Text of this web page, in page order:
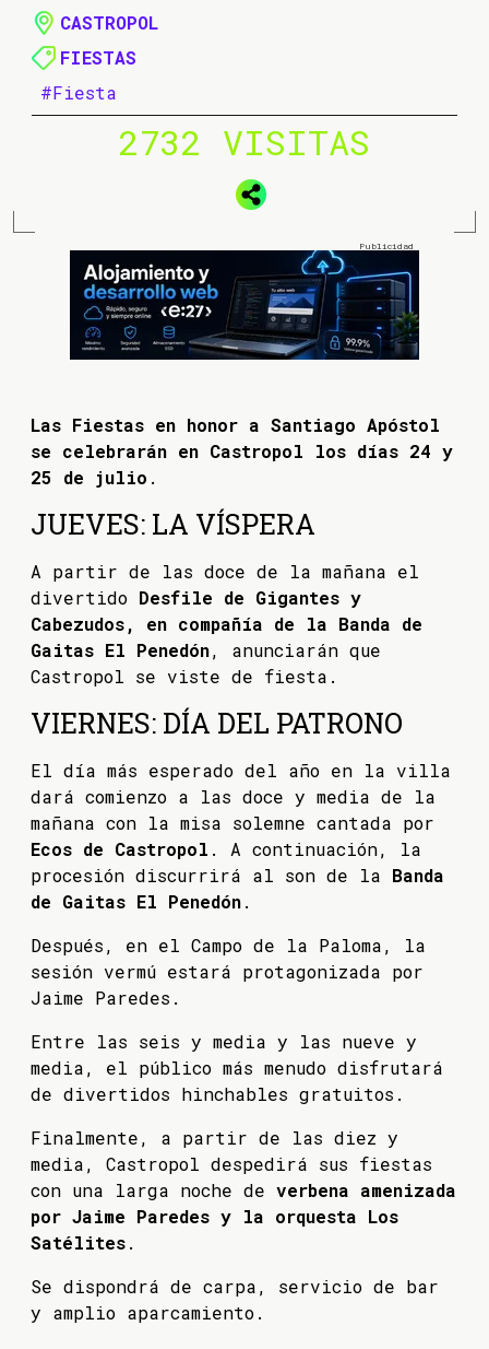
CASTROPOL
FIESTAS
#Fiesta
2732 VISITAS
Las Fiestas en honor a Santiago Apóstol
se celebrarán en Castropol los días 24 y
25 de julio .
JUEVES: LA VÍSPERA
A partir de las doce de la mañana el
divertido Desfile de Gigantes y
Cabezudos, en compañía de la Banda de
Gaitas El Penedón, anunciarán que
Castropol se viste de fiesta.
VIERNES: DÍA DEL PATRONO
El día más esperado del año en la villa
dará comienzo a las doce y media de la
mañana con la misa solemne cantada por
Ecos de Castropol . A continuación, la
procesión discurrirá al son de la Banda
de Gaitas El Penedón.
Después, en el Campo de la Paloma, la
sesión vermú estará protagonizada por
Jaime Paredes.
Entre las seis y media y las nueve y
media, el público más menudo disfrutará
de divertidos hinchables gratuitos.
Finalmente, a partir de las diez y
media, Castropol despedirá sus fiestas
con una larga noche de verbena amenizada
por Jaime Paredes y la orquesta Los
Satélites.
Se dispondrá de carpa, servicio de bar
y amplio aparcamiento.